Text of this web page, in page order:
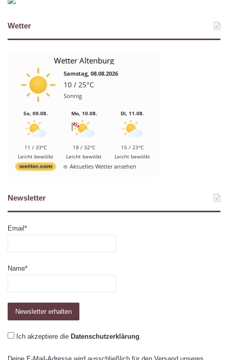
Wetter
Wetter Altenburg
Samstag, 08.08.2026
10 / 25°C
Sonnig
So, 09.08.
11 / 33°C
Leicht bewölkt
Mo, 10.08.
18 / 32°C
Leicht bewölkt
Di, 11.08.
15 / 23°C
Leicht bewölkt
Aktuelles Wetter ansehen
Newsletter
Email*
Name*
Ich akzeptiere die Datenschutzerklärung